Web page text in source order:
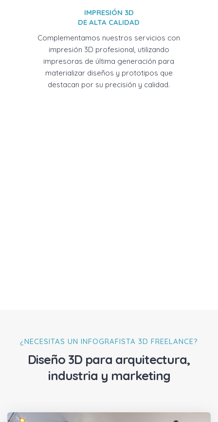
IMPRESIÓN 3D
DE ALTA CALIDAD
Complementamos nuestros servicios con
impresión 3D profesional, utilizando
impresoras de última generación para
materializar diseños y prototipos que
destacan por su precisión y calidad.
¿NECESITAS UN INFOGRAFISTA 3D FREELANCE?
Diseño 3D para arquitectura,
industria y marketing